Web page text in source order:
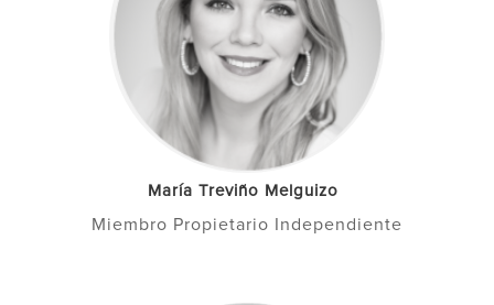
María Treviño Melguizo
Miembro Propietario Independiente